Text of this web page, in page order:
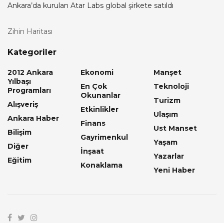
Ankara’da kurulan Atar Labs global şirkete satıldı
Zihin Haritası
Kategoriler
2012 Ankara
Yılbaşı
Programları
Alışveriş
Ankara Haber
Bilişim
Diğer
Eğitim
Ekonomi
En Çok
Okunanlar
Etkinlikler
Finans
Gayrimenkul
İnşaat
Konaklama
Manşet
Teknoloji
Turizm
Ulaşım
Ust Manset
Yaşam
Yazarlar
Yeni Haber